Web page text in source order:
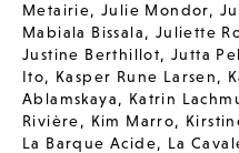
Metairie,Julie Mondor,
Mabiala Bissala, Juliette
Justine Berthillot,Jutta
Ito, Kasper Rune Larsen,
Ablamskaya, Katrin
Rivière, Kim Marro,
La Barque Acide, La